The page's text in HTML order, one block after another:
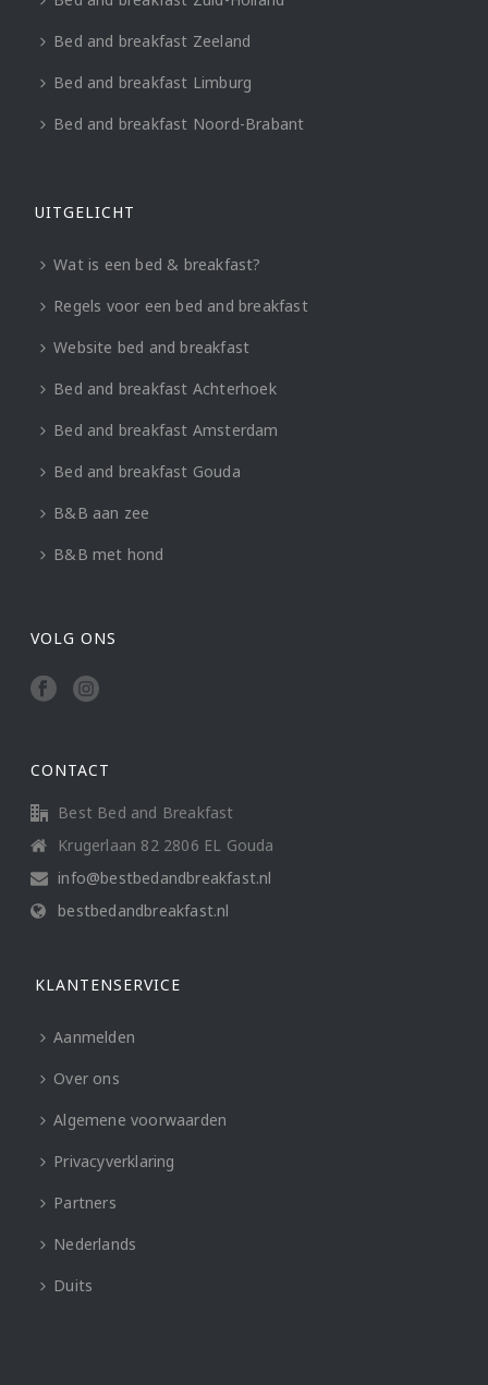
Bed and breakfast Zeeland
Bed and breakfast Limburg
Bed and breakfast Noord-Brabant
UITGELICHT
Wat is een bed & breakfast?
Regels voor een bed and breakfast
Website bed and breakfast
Bed and breakfast Achterhoek
Bed and breakfast Amsterdam
Bed and breakfast Gouda
B&B aan zee
B&B met hond
VOLG ONS
CONTACT
Best Bed and Breakfast
Krugerlaan 82 2806 EL Gouda
info@bestbedandbreakfast.nl
bestbedandbreakfast.nl
KLANTENSERVICE
Aanmelden
Over ons
Algemene voorwaarden
Privacyverklaring
Partners
Nederlands
Duits